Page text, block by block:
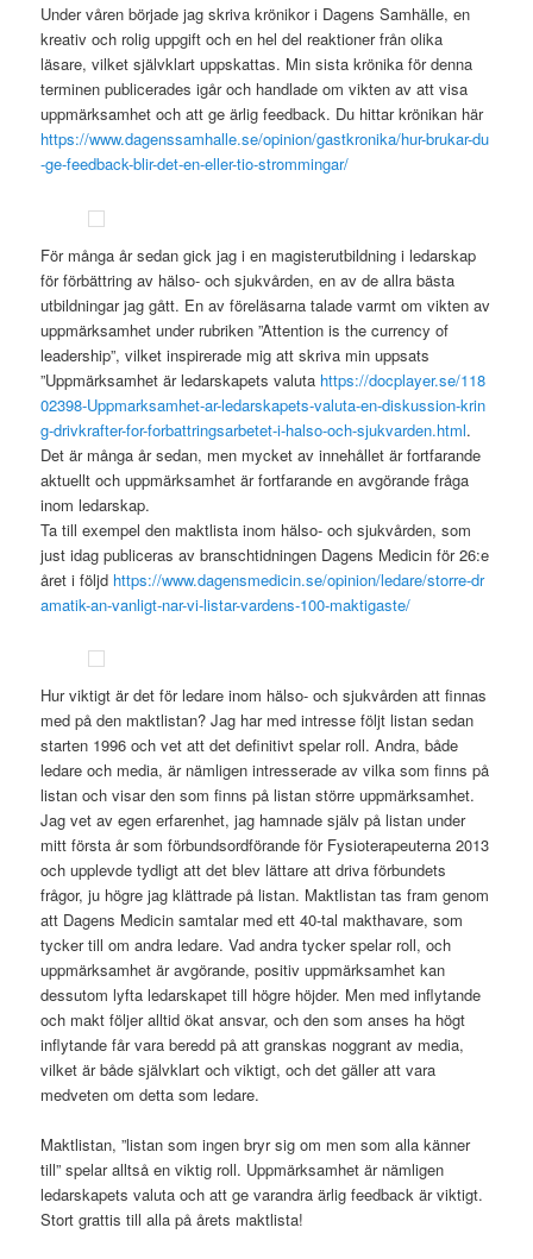
Under våren började jag skriva krönikor i Dagens Samhälle, en
kreativ och rolig uppgift och en hel del reaktioner från olika
läsare, vilket självklart uppskattas. Min sista krönika för denna
terminen publicerades igår och handlade om vikten av att visa
uppmärksamhet och att ge ärlig feedback. Du hittar krönikan här
https://www.dagenssamhalle.se/opinion/gastkronika/hur-brukar-du
-ge-feedback-blir-det-en-eller-tio-strommingar/
För många år sedan gick jag i en magisterutbildning i ledarskap
för förbättring av hälso- och sjukvården, en av de allra bästa
utbildningar jag gått. En av föreläsarna talade varmt om vikten av
uppmärksamhet under rubriken ”Attention is the currency of
leadership”, vilket inspirerade mig att skriva min uppsats
”Uppmärksamhet är ledarskapets valuta https://docplayer.se/118
02398-Uppmarksamhet-ar-ledarskapets-valuta-en-diskussion-krin
g-drivkrafter-for-forbattringsarbetet-i-halso-och-sjukvarden.html.
Det är många år sedan, men mycket av innehållet är fortfarande
aktuellt och uppmärksamhet är fortfarande en avgörande fråga
inom ledarskap.
Ta till exempel den maktlista inom hälso- och sjukvården, som
just idag publiceras av branschtidningen Dagens Medicin för 26:e
året i följd https://www.dagensmedicin.se/opinion/ledare/storre-dr
amatik-an-vanligt-nar-vi-listar-vardens-100-maktigaste/
Hur viktigt är det för ledare inom hälso- och sjukvården att finnas
med på den maktlistan? Jag har med intresse följt listan sedan
starten 1996 och vet att det definitivt spelar roll. Andra, både
ledare och media, är nämligen intresserade av vilka som finns på
listan och visar den som finns på listan större uppmärksamhet.
Jag vet av egen erfarenhet, jag hamnade själv på listan under
mitt första år som förbundsordförande för Fysioterapeuterna 2013
och upplevde tydligt att det blev lättare att driva förbundets
frågor, ju högre jag klättrade på listan. Maktlistan tas fram genom
att Dagens Medicin samtalar med ett 40-tal makthavare, som
tycker till om andra ledare. Vad andra tycker spelar roll, och
uppmärksamhet är avgörande, positiv uppmärksamhet kan
dessutom lyfta ledarskapet till högre höjder. Men med inflytande
och makt följer alltid ökat ansvar, och den som anses ha högt
inflytande får vara beredd på att granskas noggrant av media,
vilket är både självklart och viktigt, och det gäller att vara
medveten om detta som ledare.
Maktlistan, ”listan som ingen bryr sig om men som alla känner
till” spelar alltså en viktig roll. Uppmärksamhet är nämligen
ledarskapets valuta och att ge varandra ärlig feedback är viktigt.
Stort grattis till alla på årets maktlista!